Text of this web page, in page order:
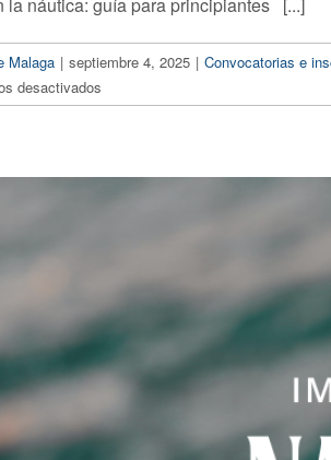
Malaga | septiembre 4, 2025 | Convocatorias e
desactivados
Cómo
principiantes